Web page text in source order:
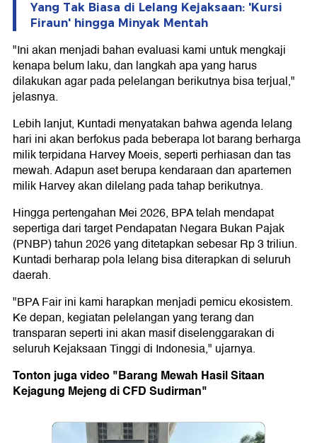
Yang Tak Biasa di Lelang Kejaksaan: 'Kursi
Firaun' hingga Minyak Mentah
"Ini akan menjadi bahan evaluasi kami untuk mengkaji
kenapa belum laku, dan langkah apa yang harus
dilakukan agar pada pelelangan berikutnya bisa terjual,"
jelasnya.
Lebih lanjut, Kuntadi menyatakan bahwa agenda lelang
hari ini akan berfokus pada beberapa lot barang berharga
milik terpidana Harvey Moeis, seperti perhiasan dan tas
mewah. Adapun aset berupa kendaraan dan apartemen
milik Harvey akan dilelang pada tahap berikutnya.
Hingga pertengahan Mei 2026, BPA telah mendapat
sepertiga dari target Pendapatan Negara Bukan Pajak
(PNBP) tahun 2026 yang ditetapkan sebesar Rp 3 triliun.
Kuntadi berharap pola lelang bisa diterapkan di seluruh
daerah.
"BPA Fair ini kami harapkan menjadi pemicu ekosistem.
Ke depan, kegiatan pelelangan yang terang dan
transparan seperti ini akan masif diselenggarakan di
seluruh Kejaksaan Tinggi di Indonesia," ujarnya.
Tonton juga video "Barang Mewah Hasil Sitaan
Kejagung Mejeng di CFD Sudirman"